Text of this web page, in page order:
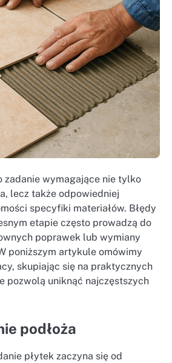
zadanie wymagające nie tylko
lecz także odpowiedniej
specyfiki materiałów. Błędy
etapie często prowadzą do
poprawek lub wymiany
poniższym artykule omówimy
skupiając się na praktycznych
pozwolą uniknąć najczęstszych
podłoża
płytek zaczyna się od